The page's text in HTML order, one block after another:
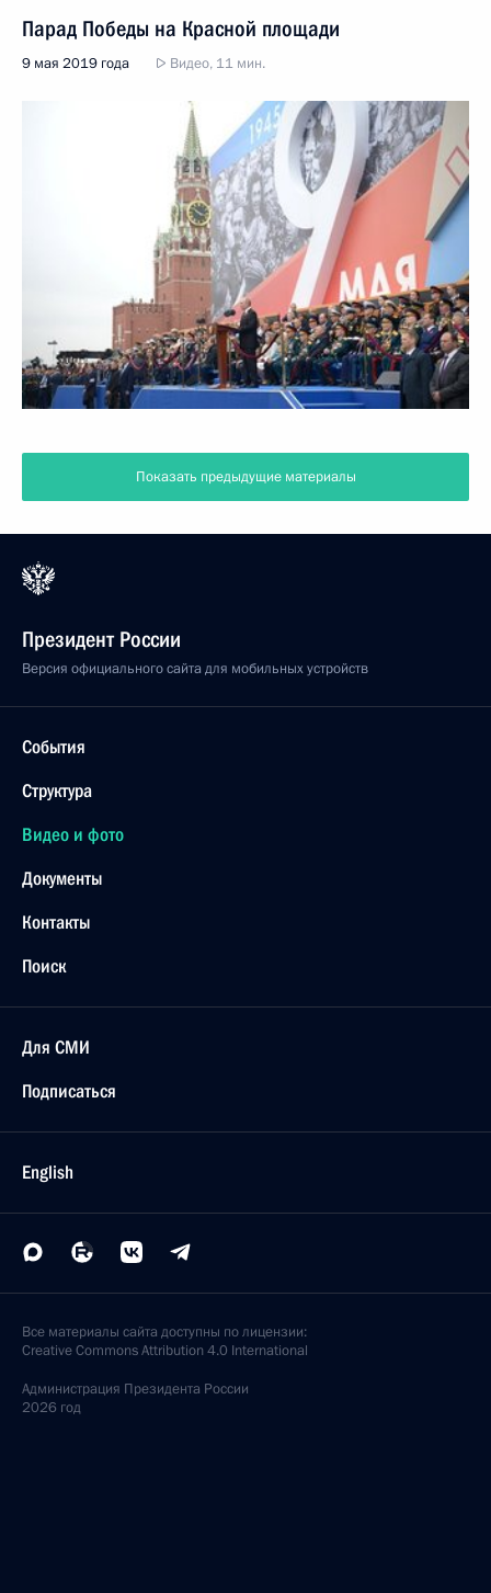
Парад Победы на Красной площади
9 мая 2019 года Видео, 11 мин.
Показать предыдущие материалы
Президент России
Версия официального сайта для мобильных устройств
События
Структура
Видео и фото
Документы
Контакты
Поиск
Для СМИ
Подписаться
English
Все материалы сайта доступны по лицензии:
Creative Commons Attribution 4.0 International
Администрация Президента России
2026 год